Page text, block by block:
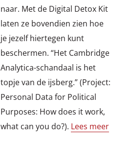
naar. Met de Digital Detox Kit
laten ze bovendien zien hoe
je jezelf hiertegen kunt
beschermen. “Het Cambridge
Analytica-schandaal is het
topje van de ijsberg.” (Project:
Personal Data for Political
Purposes: How does it work,
what can you do?). Lees meer